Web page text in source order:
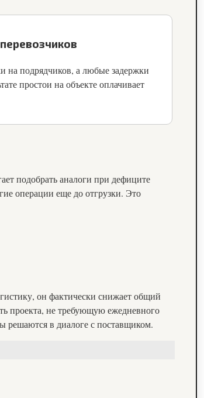
на подрядчиков, а любые задержки
простои на объекте оплачивает
подобрать аналоги при дефиците
операции еще до отгрузки. Это
он фактически снижает общий
проекта, не требующую ежедневного
решаются в диалоге с поставщиком.